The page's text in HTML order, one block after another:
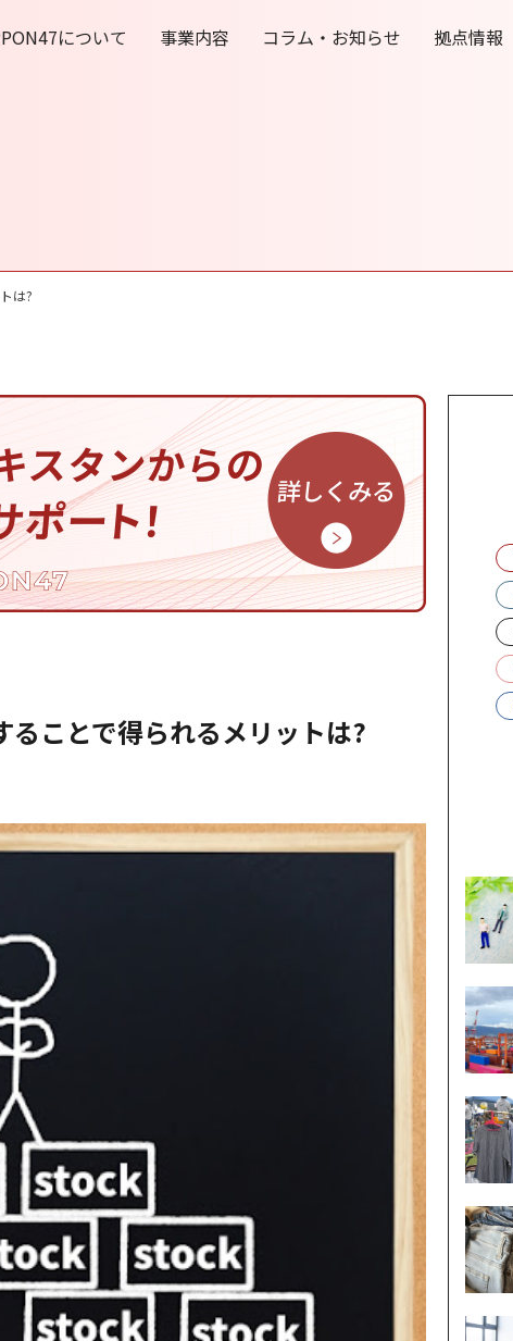
について 事業内容 コラム・お知らせ 拠点情報
は?
ことで得られるメリットは?